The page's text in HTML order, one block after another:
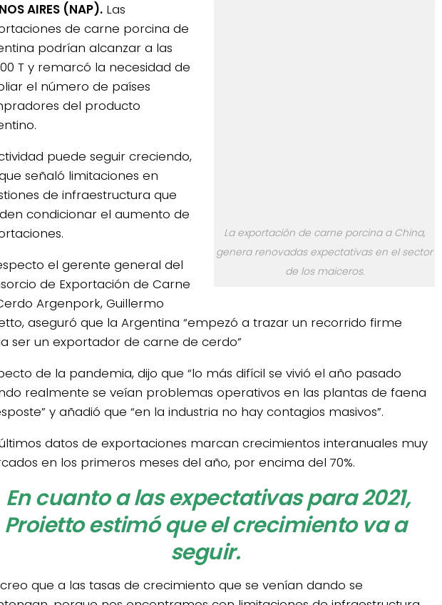
La exportación de carne porcina a China,
genera renovadas expectativas en el sector
de los maiceros.
AIRES (NAP). Las
de carne porcina de
podrían alcanzar a las
T y remarcó la necesidad de
el número de países
del producto
puede seguir creciendo,
señaló limitaciones en
de infraestructura que
condicionar el aumento de
el gerente general del
de Exportación de Carne
Argenpork, Guillermo
aseguró que la Argentina “empezó a trazar un recorrido firme
ser un exportador de carne de cerdo”
de la pandemia, dijo que “lo más difícil se vivió el año pasado
realmente se veían problemas operativos en las plantas de faena
y añadió que “en la industria no hay contagios masivos”.
datos de exportaciones marcan crecimientos interanuales muy
en los primeros meses del año, por encima del 70%.
En cuanto a las expectativas para 2021,
Proietto estimó que el crecimiento va a
seguir.
creo que a las tasas de crecimiento que se venían dando se